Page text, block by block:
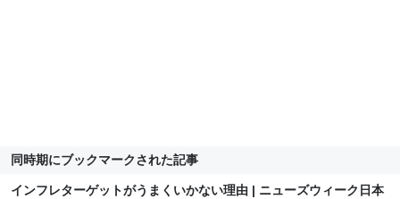
同時期にブックマークされた記事
インフレターゲットがうまくいかない理由 | ニューズウィーク日本